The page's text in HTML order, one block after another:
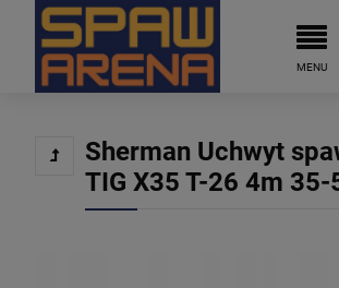
Sherman Uchwyt
TIG X35 T-26 4m